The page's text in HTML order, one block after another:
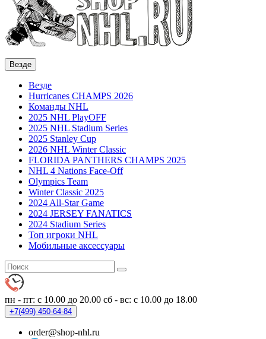
Везде
Везде
Hurricanes CHAMPS 2026
Команды NHL
2025 NHL PlayOFF
2025 NHL Stadium Series
2025 Stanley Cup
2026 NHL Winter Classic
FLORIDA PANTHERS CHAMPS 2025
NHL 4 Nations Face-Off
Olympics Team
Winter Classic 2025
2024 All-Star Game
2024 JERSEY FANATICS
2024 Stadium Series
Топ игроки NHL
Мобильные аксессуары
пн - пт: с 10.00 до 20.00 сб - вс: с 10.00 до 18.00
+7(499) 450-64-84
order@shop-nhl.ru